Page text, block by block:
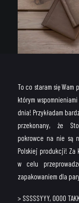
To co staram się
którym
dnia! Przykładam
przekonany, że
pokrowce na nie są
Polskiej produkcji! Za
w celu
zapakowaniem dla
> SSSSSYYY, OOOO